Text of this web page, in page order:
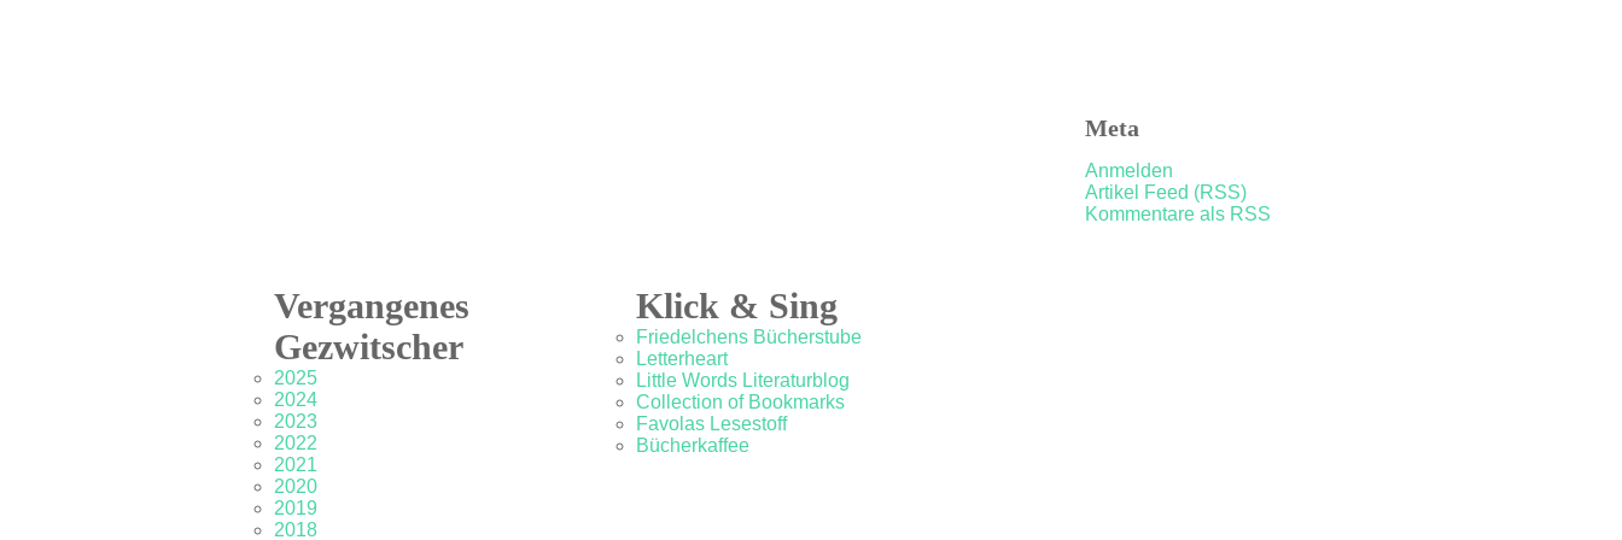
Meta
Anmelden
Artikel Feed (RSS)
Kommentare als RSS
Vergangenes
Gezwitscher
2025
2024
2023
2022
2021
2020
2019
2018
Klick & Sing
Friedelchens Bücherstube
Letterheart
Little Words Literaturblog
Collection of Bookmarks
Favolas Lesestoff
Bücherkaffee